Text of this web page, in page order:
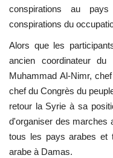
conspirations au
conspirations du
Alors que les
ancien coordinateur du
Muhammad Al-Nimr,
chef du Congrès du
retour la Syrie à sa
d'organiser des marches
tous les pays arabes et
arabe à Damas.